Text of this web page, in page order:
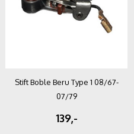
Stift Boble Beru Type 1 08/67-
07/79
139,-